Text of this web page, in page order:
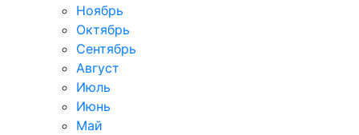
Ноябрь
Октябрь
Сентябрь
Август
Июль
Июнь
Май